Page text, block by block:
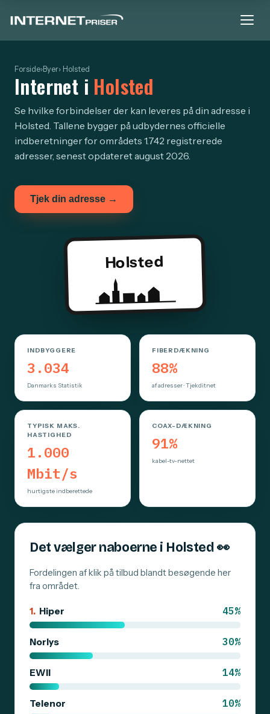
Forside›Byer› Holsted
Internet i Holsted
Se hvilke forbindelser der kan leveres på din adresse i
Holsted. Tallene bygger på udbydernes officielle
indberetninger for områdets 1.742 registrerede
adresser, senest opdateret august 2026.
Tjek din adresse →
Holsted
INDBYGGERE
3.034
Danmarks Statistik
FIBERDÆKNING
88%
af adresser · Tjekditnet
TYPISK MAKS.
HASTIGHED
1.000
Mbit/s
hurtigste indberettede
COAX-DÆKNING
91%
kabel-tv-nettet
Det vælger naboerne i Holsted👀
Fordelingen af klik på tilbud blandt besøgende her
fra området.
1. Hiper 45%
Norlys 30%
EWII 14%
Telenor 10%